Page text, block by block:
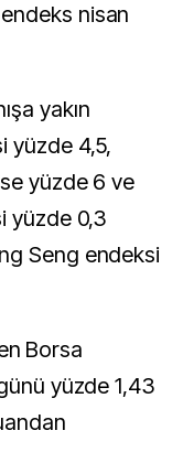
nisan
yakın
yüzde 4,5,
yüzde 6 ve
yüzde 0,3
Seng endeksi
Borsa
yüzde 1,43